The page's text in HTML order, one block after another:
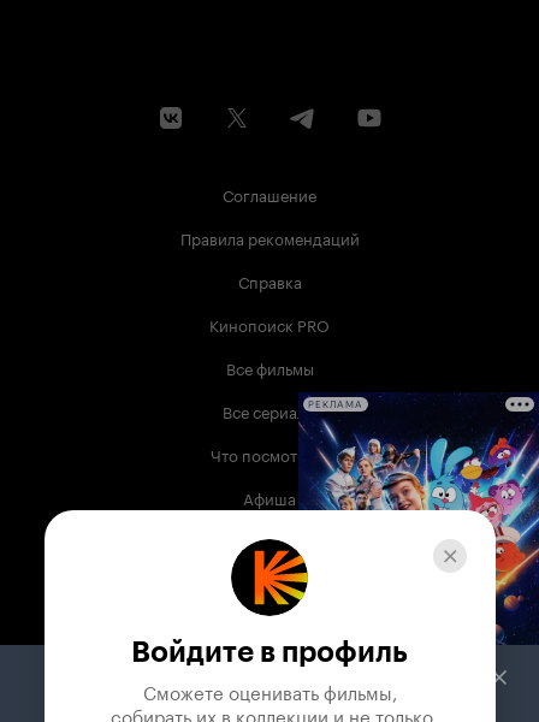
Соглашение
Правила рекомендаций
Справка
Кинопоиск PRO
Все фильмы
Все сериалы
Что посмотреть
Афиша
Музыка
Телепрограмма
Служба поддержки
РЕКЛАМА
Войдите в профиль
Сможете оценивать фильмы,
собирать их в коллекции и не только